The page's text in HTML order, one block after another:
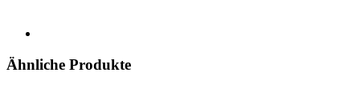
Ähnliche Produkte